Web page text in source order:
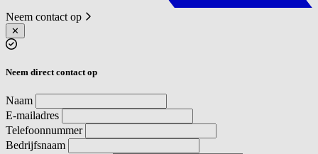
Neem contact op
✕
Neem direct contact op
Naam
E-mailadres
Telefoonnummer
Bedrijfsnaam